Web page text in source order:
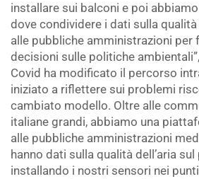
installare sui balconi e poi
dove condividere i dati sulla qualità
alle pubbliche amministrazioni per
decisioni sulle politiche ambientali”,
Covid ha modificato il percorso
iniziato a riflettere sui problemi
cambiato modello. Oltre alle
italiane grandi, abbiamo una
alle pubbliche amministrazioni
hanno dati sulla qualità dell’aria
installando i nostri sensori nei